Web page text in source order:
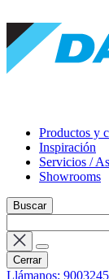
Productos y
Inspiración
Servicios /
Showrooms
Buscar
Cerrar
Llámanos: